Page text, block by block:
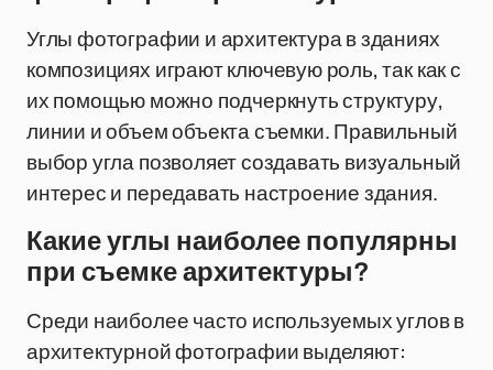
Углы фотографии и архитектура в зданиях
композициях играют ключевую роль, так как с
их помощью можно подчеркнуть структуру,
линии и объем объекта съемки. Правильный
выбор угла позволяет создавать визуальный
интерес и передавать настроение здания.
Какие углы наиболее популярны
при съемке архитектуры?
Среди наиболее часто используемых углов в
архитектурной фотографии выделяют: